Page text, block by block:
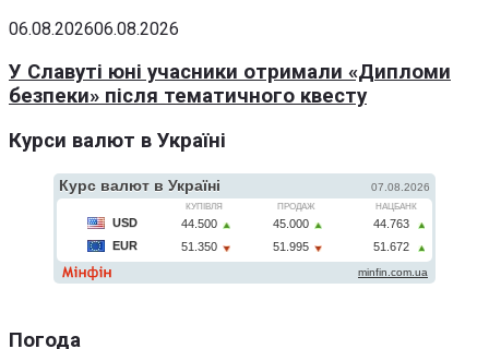
06.08.202606.08.2026
У Славуті юні учасники отримали «Дипломи
безпеки» після тематичного квесту
Курси валют в Україні
Погода